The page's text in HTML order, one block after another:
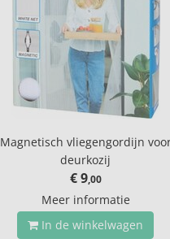
Magnetisch vliegengordijn
deurkozij
€ 9,00
Meer informatie
In de winkelwagen